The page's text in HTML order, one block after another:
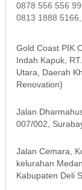
0878 556 556 99,
0813 1888 5166,
Gold Coast PIK
Indah Kapuk,
Utara, Daerah
Renovation)
Jalan
007/002,
Jalan Cemara,
kelurahan
Kabupaten Deli